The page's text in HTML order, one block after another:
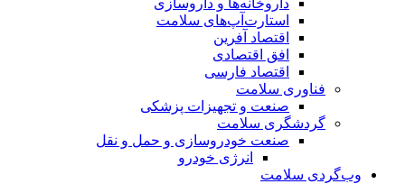
داروخانه‌ها و داروسازی
استارت‌آپ‌های سلامت
اقتصاد آفرین
افق اقتصادی
اقتصاد فارسی
فناوری سلامت
صنعت و تجهیزات پزشکی
گردشگری سلامت
صنعت خودروسازی و حمل و نقل
انرژی خودرو
وب‌گردی سلامت